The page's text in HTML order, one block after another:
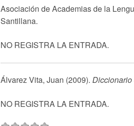
Asociación de Academias de la
Santillana.
NO REGISTRA LA ENTRADA.
Álvarez Vita, Juan (2009).
NO REGISTRA LA ENTRADA.